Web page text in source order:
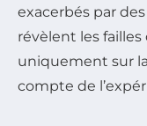
exacerbés par
révèlent les
uniquement sur
compte de